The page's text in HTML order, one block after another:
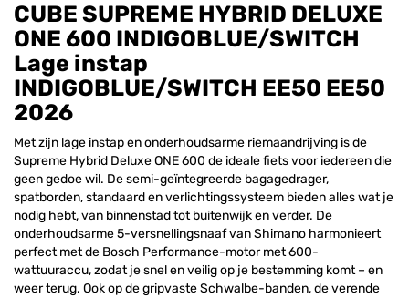
CUBE SUPREME HYBRID DELUXE
ONE 600 INDIGOBLUE/SWITCH
Lage instap
INDIGOBLUE/SWITCH EE50 EE50
2026
Met zijn lage instap en onderhoudsarme riemaandrijving is de
Supreme Hybrid Deluxe ONE 600 de ideale fiets voor iedereen die
geen gedoe wil. De semi-geïntegreerde bagagedrager,
spatborden, standaard en verlichtingssysteem bieden alles wat je
nodig hebt, van binnenstad tot buitenwijk en verder. De
onderhoudsarme 5-versnellingsnaaf van Shimano harmonieert
perfect met de Bosch Performance-motor met 600-
wattuuraccu, zodat je snel en veilig op je bestemming komt – en
weer terug. Ook op de gripvaste Schwalbe-banden, de verende